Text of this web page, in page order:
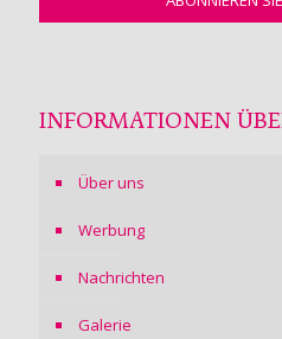
INFORMATIONEN
Über uns
Werbung
Nachrichten
Galerie